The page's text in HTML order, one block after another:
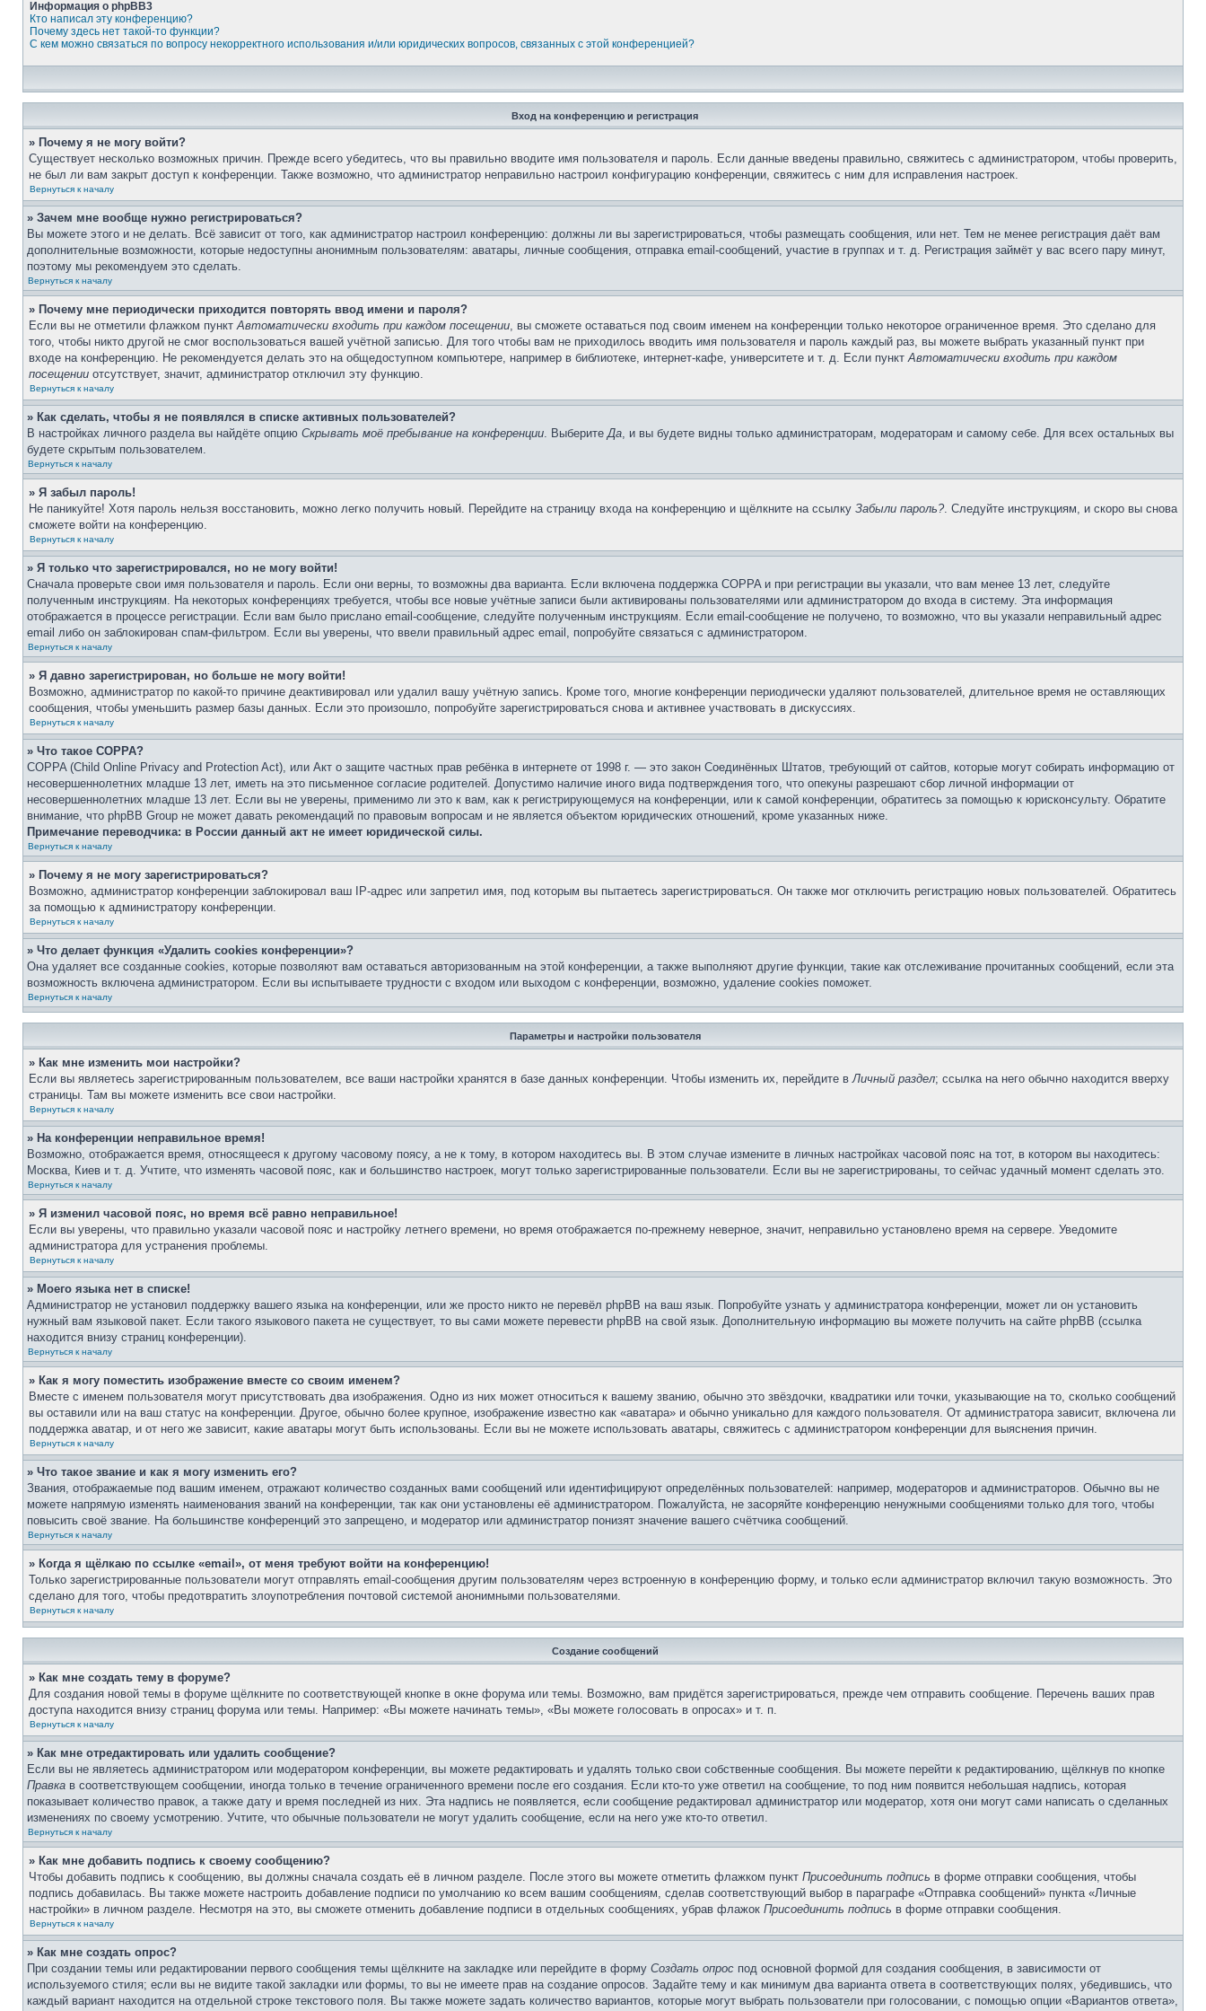
Информация о phpBB3
Кто написал эту конференцию?
Почему здесь нет такой-то функции?
С кем можно связаться по вопросу некорректного использования и/или юридических вопросов, связанных с этой конференцией?
Вход на конференцию и регистрация
» Почему я не могу войти?
Существует несколько возможных причин. Прежде всего убедитесь, что вы правильно вводите имя пользователя и пароль. Если данные введены правильно, свяжитесь с администратором, чтобы проверить,
не был ли вам закрыт доступ к конференции. Также возможно, что администратор неправильно настроил конфигурацию конференции, свяжитесь с ним для исправления настроек.
Вернуться к началу
» Зачем мне вообще нужно регистрироваться?
Вы можете этого и не делать. Всё зависит от того, как администратор настроил конференцию: должны ли вы зарегистрироваться, чтобы размещать сообщения, или нет. Тем не менее регистрация даёт вам
дополнительные возможности, которые недоступны анонимным пользователям: аватары, личные сообщения, отправка email-сообщений, участие в группах и т. д. Регистрация займёт у вас всего пару минут,
поэтому мы рекомендуем это сделать.
Вернуться к началу
» Почему мне периодически приходится повторять ввод имени и пароля?
Если вы не отметили флажком пунктАвтоматически входить при каждом посещении, вы сможете оставаться под своим именем на конференции только некоторое ограниченное время. Это сделано для
того, чтобы никто другой не смог воспользоваться вашей учётной записью. Для того чтобы вам не приходилось вводить имя пользователя и пароль каждый раз, вы можете выбрать указанный пункт при
входе на конференцию. Не рекомендуется делать это на общедоступном компьютере, например в библиотеке, интернет-кафе, университете и т. д. Если пунктАвтоматически входить при каждом
посещении отсутствует, значит, администратор отключил эту функцию.
Вернуться к началу
» Как сделать, чтобы я не появлялся в списке активных пользователей?
В настройках личного раздела вы найдёте опцию Скрывать моё пребывание на конференции. ВыберитеДа, и вы будете видны только администраторам, модераторам и самому себе. Для всех остальных вы
будете скрытым пользователем.
Вернуться к началу
» Я забыл пароль!
Не паникуйте! Хотя пароль нельзя восстановить, можно легко получить новый. Перейдите на страницу входа на конференцию и щёлкните на ссылку Забыли пароль?. Следуйте инструкциям, и скоро вы снова
сможете войти на конференцию.
Вернуться к началу
» Я только что зарегистрировался, но не могу войти!
Сначала проверьте свои имя пользователя и пароль. Если они верны, то возможны два варианта. Если включена поддержка COPPA и при регистрации вы указали, что вам менее 13 лет, следуйте
полученным инструкциям. На некоторых конференциях требуется, чтобы все новые учётные записи были активированы пользователями или администратором до входа в систему. Эта информация
отображается в процессе регистрации. Если вам было прислано email-сообщение, следуйте полученным инструкциям. Если email-сообщение не получено, то возможно, что вы указали неправильный адрес
email либо он заблокирован спам-фильтром. Если вы уверены, что ввели правильный адрес email, попробуйте связаться с администратором.
Вернуться к началу
» Я давно зарегистрирован, но больше не могу войти!
Возможно, администратор по какой-то причине деактивировал или удалил вашу учётную запись. Кроме того, многие конференции периодически удаляют пользователей, длительное время не оставляющих
сообщения, чтобы уменьшить размер базы данных. Если это произошло, попробуйте зарегистрироваться снова и активнее участвовать в дискуссиях.
Вернуться к началу
» Что такое COPPA?
COPPA (Child Online Privacy and Protection Act), или Акт о защите частных прав ребёнка в интернете от 1998 г. — это закон Соединённых Штатов, требующий от сайтов, которые могут собирать информацию от
несовершеннолетних младше 13 лет, иметь на это письменное согласие родителей. Допустимо наличие иного вида подтверждения того, что опекуны разрешают сбор личной информации от
несовершеннолетних младше 13 лет. Если вы не уверены, применимо ли это к вам, как к регистрирующемуся на конференции, или к самой конференции, обратитесь за помощью к юрисконсульту. Обратите
внимание, что phpBB Group не может давать рекомендаций по правовым вопросам и не является объектом юридических отношений, кроме указанных ниже.
Примечание переводчика: в России данный акт не имеет юридической силы.
Вернуться к началу
» Почему я не могу зарегистрироваться?
Возможно, администратор конференции заблокировал ваш IP-адрес или запретил имя, под которым вы пытаетесь зарегистрироваться. Он также мог отключить регистрацию новых пользователей. Обратитесь
за помощью к администратору конференции.
Вернуться к началу
» Что делает функция «Удалить cookies конференции»?
Она удаляет все созданные cookies, которые позволяют вам оставаться авторизованным на этой конференции, а также выполняют другие функции, такие как отслеживание прочитанных сообщений, если эта
возможность включена администратором. Если вы испытываете трудности с входом или выходом с конференции, возможно, удаление cookies поможет.
Вернуться к началу
Параметры и настройки пользователя
» Как мне изменить мои настройки?
Если вы являетесь зарегистрированным пользователем, все ваши настройки хранятся в базе данных конференции. Чтобы изменить их, перейдите вЛичный раздел; ссылка на него обычно находится вверху
страницы. Там вы можете изменить все свои настройки.
Вернуться к началу
» На конференции неправильное время!
Возможно, отображается время, относящееся к другому часовому поясу, а не к тому, в котором находитесь вы. В этом случае измените в личных настройках часовой пояс на тот, в котором вы находитесь:
Москва, Киев и т. д. Учтите, что изменять часовой пояс, как и большинство настроек, могут только зарегистрированные пользователи. Если вы не зарегистрированы, то сейчас удачный момент сделать это.
Вернуться к началу
» Я изменил часовой пояс, но время всё равно неправильное!
Если вы уверены, что правильно указали часовой пояс и настройку летнего времени, но время отображается по-прежнему неверное, значит, неправильно установлено время на сервере. Уведомите
администратора для устранения проблемы.
Вернуться к началу
» Моего языка нет в списке!
Администратор не установил поддержку вашего языка на конференции, или же просто никто не перевёл phpBB на ваш язык. Попробуйте узнать у администратора конференции, может ли он установить
нужный вам языковой пакет. Если такого языкового пакета не существует, то вы сами можете перевести phpBB на свой язык. Дополнительную информацию вы можете получить на сайте phpBB (ссылка
находится внизу страниц конференции).
Вернуться к началу
» Как я могу поместить изображение вместе со своим именем?
Вместе с именем пользователя могут присутствовать два изображения. Одно из них может относиться к вашему званию, обычно это звёздочки, квадратики или точки, указывающие на то, сколько сообщений
вы оставили или на ваш статус на конференции. Другое, обычно более крупное, изображение известно как «аватара» и обычно уникально для каждого пользователя. От администратора зависит, включена ли
поддержка аватар, и от него же зависит, какие аватары могут быть использованы. Если вы не можете использовать аватары, свяжитесь с администратором конференции для выяснения причин.
Вернуться к началу
» Что такое звание и как я могу изменить его?
Звания, отображаемые под вашим именем, отражают количество созданных вами сообщений или идентифицируют определённых пользователей: например, модераторов и администраторов. Обычно вы не
можете напрямую изменять наименования званий на конференции, так как они установлены её администратором. Пожалуйста, не засоряйте конференцию ненужными сообщениями только для того, чтобы
повысить своё звание. На большинстве конференций это запрещено, и модератор или администратор понизят значение вашего счётчика сообщений.
Вернуться к началу
» Когда я щёлкаю по ссылке «email», от меня требуют войти на конференцию!
Только зарегистрированные пользователи могут отправлять email-сообщения другим пользователям через встроенную в конференцию форму, и только если администратор включил такую возможность. Это
сделано для того, чтобы предотвратить злоупотребления почтовой системой анонимными пользователями.
Вернуться к началу
Создание сообщений
» Как мне создать тему в форуме?
Для создания новой темы в форуме щёлкните по соответствующей кнопке в окне форума или темы. Возможно, вам придётся зарегистрироваться, прежде чем отправить сообщение. Перечень ваших прав
доступа находится внизу страниц форума или темы. Например: «Вы можете начинать темы», «Вы можете голосовать в опросах» и т. п.
Вернуться к началу
» Как мне отредактировать или удалить сообщение?
Если вы не являетесь администратором или модератором конференции, вы можете редактировать и удалять только свои собственные сообщения. Вы можете перейти к редактированию, щёлкнув по кнопке
Правка в соответствующем сообщении, иногда только в течение ограниченного времени после его создания. Если кто-то уже ответил на сообщение, то под ним появится небольшая надпись, которая
показывает количество правок, а также дату и время последней из них. Эта надпись не появляется, если сообщение редактировал администратор или модератор, хотя они могут сами написать о сделанных
изменениях по своему усмотрению. Учтите, что обычные пользователи не могут удалить сообщение, если на него уже кто-то ответил.
Вернуться к началу
» Как мне добавить подпись к своему сообщению?
Чтобы добавить подпись к сообщению, вы должны сначала создать её в личном разделе. После этого вы можете отметить флажком пункт Присоединить подпись в форме отправки сообщения, чтобы
подпись добавилась. Вы также можете настроить добавление подписи по умолчанию ко всем вашим сообщениям, сделав соответствующий выбор в параграфе «Отправка сообщений» пункта «Личные
настройки» в личном разделе. Несмотря на это, вы сможете отменить добавление подписи в отдельных сообщениях, убрав флажок Присоединить подпись в форме отправки сообщения.
Вернуться к началу
» Как мне создать опрос?
При создании темы или редактировании первого сообщения темы щёлкните на закладке или перейдите в форму Создать опрос под основной формой для создания сообщения, в зависимости от
используемого стиля; если вы не видите такой закладки или формы, то вы не имеете прав на создание опросов. Задайте тему и как минимум два варианта ответа в соответствующих полях, убедившись, что
каждый вариант находится на отдельной строке текстового поля. Вы также можете задать количество вариантов, которые могут выбрать пользователи при голосовании, с помощью опции «Вариантов ответа»,